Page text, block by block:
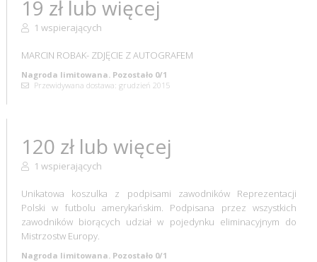
19 zł lub więcej
1 wspierających
MARCIN ROBAK- ZDJĘCIE Z AUTOGRAFEM
Nagroda limitowana. Pozostało 0/1
Przewidywana dostawa: grudzień 2015
120 zł lub więcej
1 wspierających
Unikatowa koszulka z podpisami zawodników Reprezentacji
Polski w futbolu amerykańskim. Podpisana przez wszystkich
zawodników biorących udział w pojedynku eliminacyjnym do
Mistrzostw Europy.
Nagroda limitowana. Pozostało 0/1